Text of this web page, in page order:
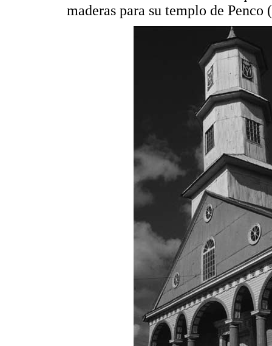
maderas para su templo de